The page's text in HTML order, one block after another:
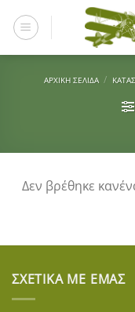
στο
ΑΡΧΙΚΉ ΣΕΛΊΔΑ /
Δεν βρέθηκε
ΣΧΕΤΙΚΆ ΜΕ ΕΜΆΣ